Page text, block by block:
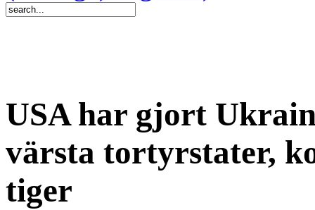
USA har gjort
värsta tortyrstater,
tiger